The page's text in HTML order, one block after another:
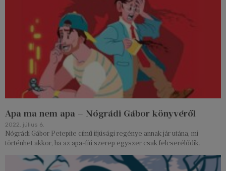
Apa ma nem apa – Nógrádi Gábor könyvéről
2022. július 6.
Nógrádi Gábor Petepite című ifjúsági regénye annak jár utána, mi
történhet akkor, ha az apa-fiú szerep egyszer csak felcserélődik.